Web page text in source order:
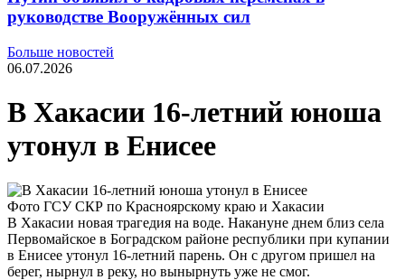
руководстве Вооружённых сил
Больше новостей
06.07.2026
В Хакасии 16-летний юноша
утонул в Енисее
Фото ГСУ СКР по Красноярскому краю и Хакасии
В Хакасии новая трагедия на воде. Накануне днем близ села
Первомайское в Боградском районе республики при купании
в Енисее утонул 16-летний парень. Он с другом пришел на
берег, нырнул в реку, но вынырнуть уже не смог.